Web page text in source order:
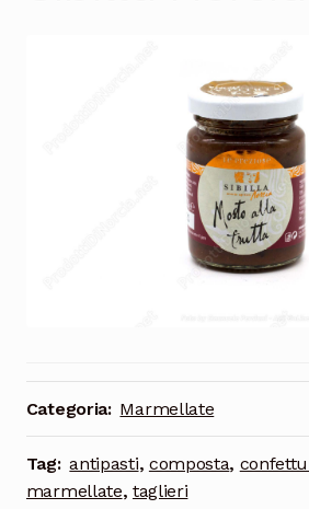
Categoria: Marmellate
Tag: antipasti, composta,
marmellate, taglieri